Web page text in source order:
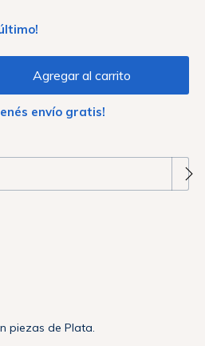
envío gratis!
piezas de Plata.